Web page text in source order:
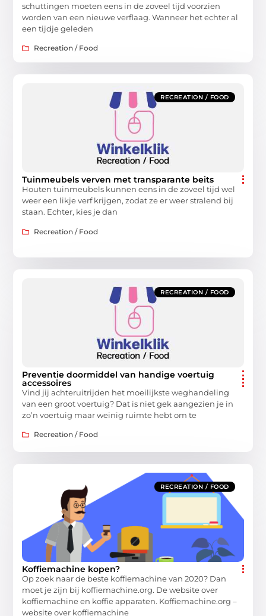
schuttingen moeten eens in de zoveel tijd voorzien
worden van een nieuwe verflaag. Wanneer het echter al
een tijdje geleden
Recreation / Food
RECREATION / FOOD
Tuinmeubels verven met transparante beits
Houten tuinmeubels kunnen eens in de zoveel tijd wel
weer een likje verf krijgen, zodat ze er weer stralend bij
staan. Echter, kies je dan
Recreation / Food
RECREATION / FOOD
Preventie doormiddel van handige voertuig
accessoires
Vind jij achteruitrijden het moeilijkste weghandeling
van een groot voertuig? Dat is niet gek aangezien je in
zo’n voertuig maar weinig ruimte hebt om te
Recreation / Food
RECREATION / FOOD
Koffiemachine kopen?
Op zoek naar de beste koffiemachine van 2020? Dan
moet je zijn bij koffiemachine.org. De website over
koffiemachine en koffie apparaten. Koffiemachine.org –
website over koffiemachine